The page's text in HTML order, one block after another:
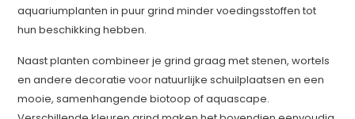
aquariumplanten in puur grind minder voedingsstoffen tot
hun beschikking hebben.
Naast planten combineer je grind graag met stenen, wortels
en andere decoratie voor natuurlijke schuilplaatsen en een
mooie, samenhangende biotoop of aquascape.